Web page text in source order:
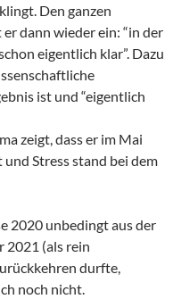
Den ganzen
dann wieder ein: “in der
eigentlich klar”. Dazu
ist und “eigentlich
zeigt, dass er im Mai
Stress stand bei dem
2020 unbedingt aus der
2021 (als rein
durfte,
noch nicht.